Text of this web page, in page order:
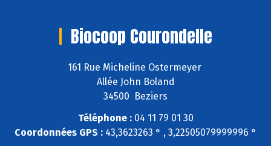
Biocoop Courondelle
161 Rue Micheline Ostermeyer
Allée John Boland
34500 Beziers
Téléphone :04 11 79 01 30
Coordonnées GPS : 43,3623263 ° , 3,22505079999996 °